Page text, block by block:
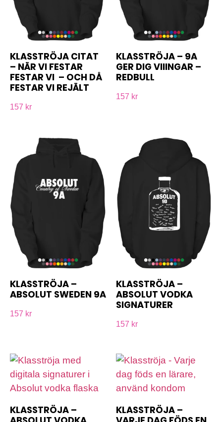
KLASSTRÖJA CITAT
– NÄR VI FESTAR
FESTAR VI – OCH DÅ
FESTAR VI REJÄLT
157 kr
KLASSTRÖJA – 9A
GER DIG VIIINGAR –
REDBULL
157 kr
KLASSTRÖJA –
ABSOLUT SWEDEN 9A
157 kr
KLASSTRÖJA –
ABSOLUT VODKA
SIGNATURER
157 kr
KLASSTRÖJA –
KLASSTRÖJA –